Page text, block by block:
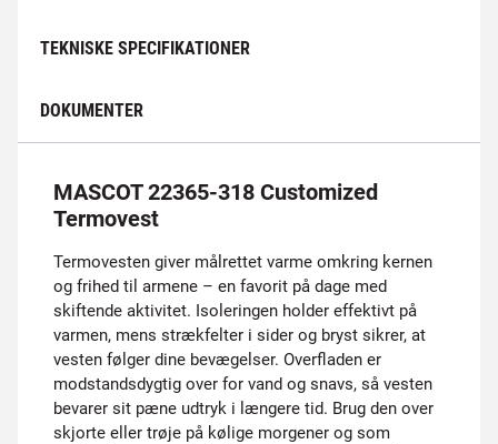
TEKNISKE SPECIFIKATIONER
DOKUMENTER
MASCOT 22365-318 Customized
Termovest
Termovesten giver målrettet varme omkring kernen
og frihed til armene – en favorit på dage med
skiftende aktivitet. Isoleringen holder effektivt på
varmen, mens strækfelter i sider og bryst sikrer, at
vesten følger dine bevægelser. Overfladen er
modstandsdygtig over for vand og snavs, så vesten
bevarer sit pæne udtryk i længere tid. Brug den over
skjorte eller trøje på kølige morgener og som